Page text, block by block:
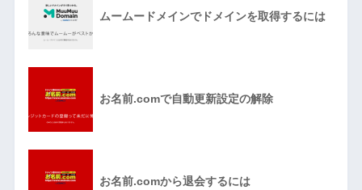
ムームードメインでドメインを取得するには
お名前.comで自動更新設定の解除
お名前.comから退会するには